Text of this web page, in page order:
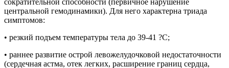
центральной гемодинамики). Для него характерна триада
симптомов:
• резкий подъем температуры тела до 39-41 ?С;
• раннее развитие острой левожелудочковой недостаточности
(сердечная астма, отек легких, расширение границ сердца,